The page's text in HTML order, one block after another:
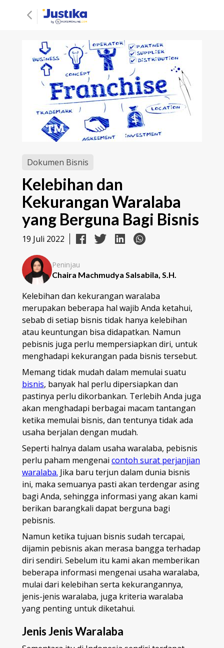
Dokumen Bisnis
Kelebihan dan
Kekurangan Waralaba
yang Berguna Bagi Bisnis
19 Juli 2022
Peninjau
Chaira Machmudya Salsabila, S.H.
Kelebihan dan kekurangan waralaba
merupakan beberapa hal wajib Anda ketahui,
sebab di setiap bisnis tidak hanya kelebihan
atau keuntungan bisa didapatkan. Namun
pebisnis juga perlu mempersiapkan diri, untuk
menghadapi kekurangan pada bisnis tersebut.
Memang tidak mudah dalam memulai suatu
bisnis, banyak hal perlu dipersiapkan dan
pastinya perlu dikorbankan. Terlebih Anda juga
akan menghadapi berbagai macam tantangan
ketika memulai bisnis, dan tentunya tidak ada
usaha berjalan dengan mudah.
Seperti halnya dalam usaha waralaba, pebisnis
perlu paham mengenai contoh surat perjanjian
waralaba. Jika baru terjun dalam dunia bisnis
ini, maka semuanya pasti akan terdengar asing
bagi Anda, sehingga informasi yang akan kami
berikan barangkali dapat berguna bagi
pebisnis.
Namun ketika tujuan bisnis sudah tercapai,
dijamin pebisnis akan merasa bangga terhadap
diri sendiri. Sebelum itu kami akan memberikan
beberapa informasi mengenai usaha waralaba,
mulai dari kelebihan serta kekurangannya,
jenis-jenis waralaba, juga kriteria waralaba
yang penting untuk diketahui.
Jenis Jenis Waralaba